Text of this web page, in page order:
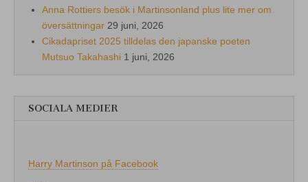
Anna Rottiers besök i Martinsonland plus lite mer om
översättningar 29 juni, 2026
Cikadapriset 2025 tilldelas den japanske poeten
Mutsuo Takahashi 1 juni, 2026
SOCIALA MEDIER
Harry Martinson på Facebook